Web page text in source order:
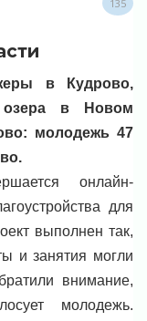
135
в Кудрово,
озера в Новом
молодежь 47
онлайн-
для
выполнен так,
и занятия могли
внимание,
молодежь.